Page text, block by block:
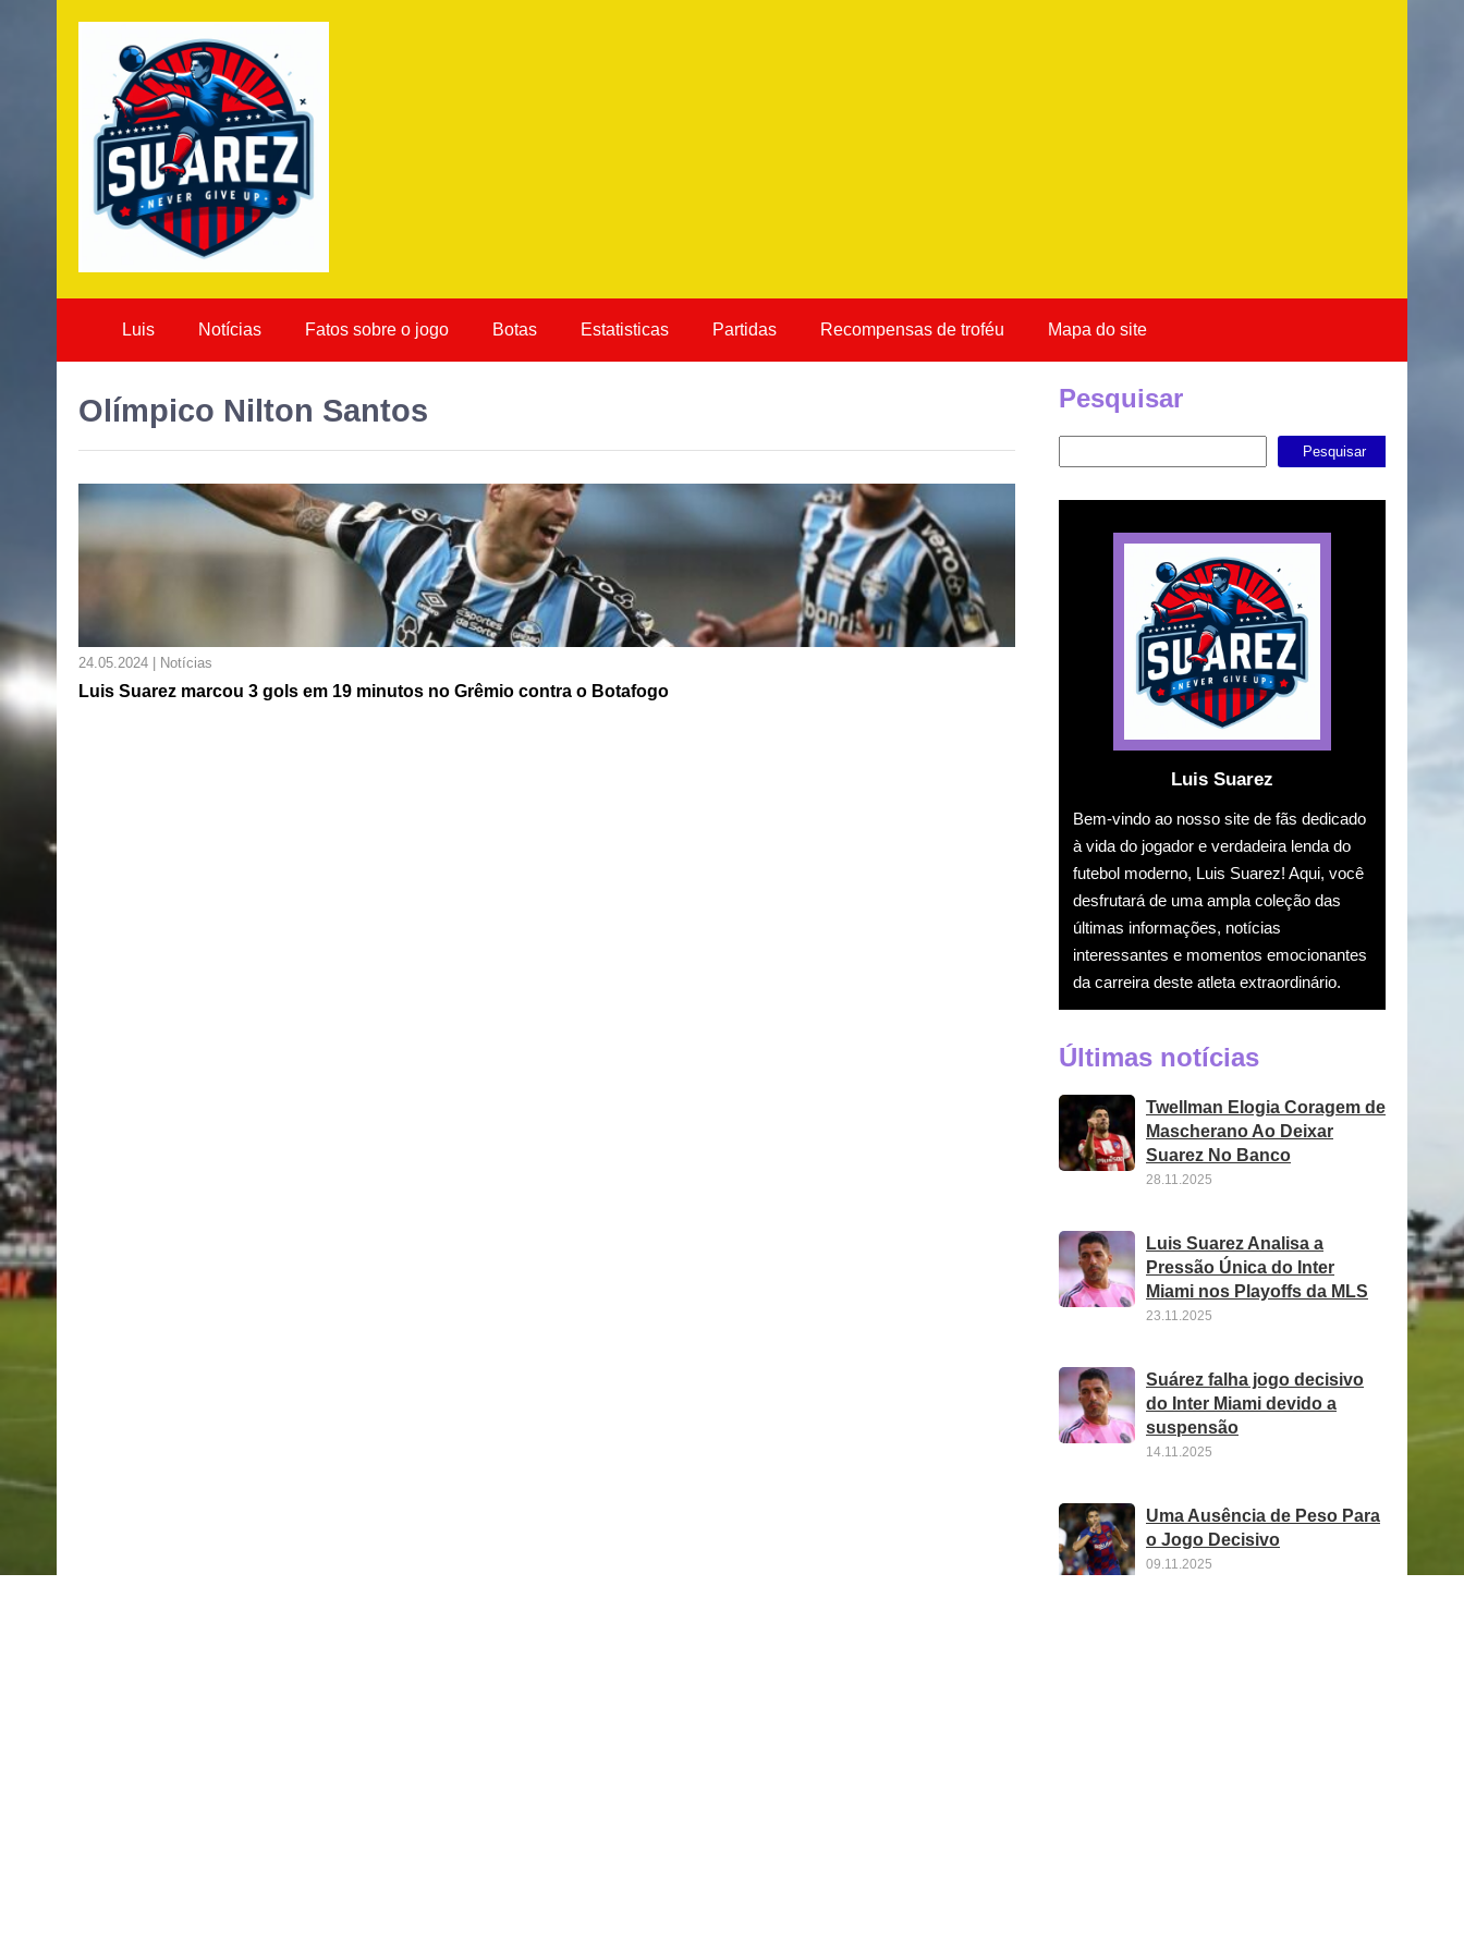
Luis Notícias Fatos sobre o jogo Botas Estatisticas Partidas Recompensas de troféu Mapa do site
Olímpico Nilton Santos
24.05.2024 | Notícias
Luis Suarez marcou 3 gols em 19 minutos no Grêmio contra o Botafogo
Pesquisar
Pesquisar
Luis Suarez
Bem-vindo ao nosso site de fãs dedicado
à vida do jogador e verdadeira lenda do
futebol moderno, Luis Suarez! Aqui, você
desfrutará de uma ampla coleção das
últimas informações, notícias
interessantes e momentos emocionantes
da carreira deste atleta extraordinário.
Últimas notícias
Twellman Elogia Coragem de
Mascherano Ao Deixar
Suarez No Banco
28.11.2025
Luis Suarez Analisa a
Pressão Única do Inter
Miami nos Playoffs da MLS
23.11.2025
Suárez falha jogo decisivo
do Inter Miami devido a
suspensão
14.11.2025
Uma Ausência de Peso Para
o Jogo Decisivo
09.11.2025